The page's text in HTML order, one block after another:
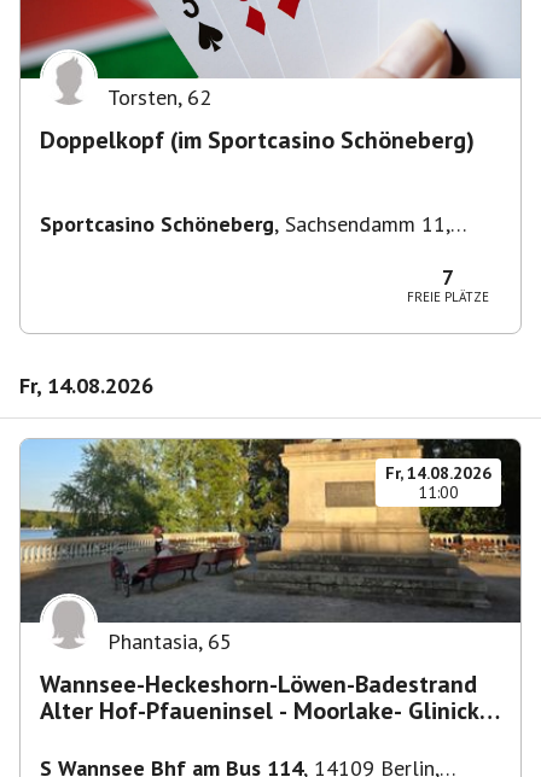
Torsten, 62
Doppelkopf (im Sportcasino Schöneberg)
Sportcasino Schöneberg, Sachsendamm 11,
7
FREIE PLÄTZE
Fr, 14.08.2026
Fr, 14.08.2026
11:00
Phantasia, 65
Wannsee-Heckeshorn-Löwen-Badestrand
Alter Hof-Pfaueninsel - Moorlake- Glinicker
S Wannsee Bhf am Bus 114, 14109 Berlin,